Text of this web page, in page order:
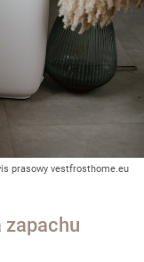
prasowy vestfrosthome.eu
zapachu